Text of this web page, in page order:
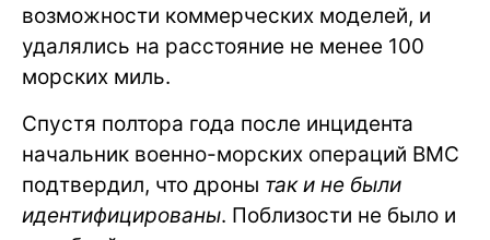
возможности коммерческих моделей, и
удалялись на расстояние не менее 100
морских миль.
Спустя полтора года после инцидента
начальник военно-морских операций ВМС
подтвердил, что дроны так и не были
идентифицированы. Поблизости не было и